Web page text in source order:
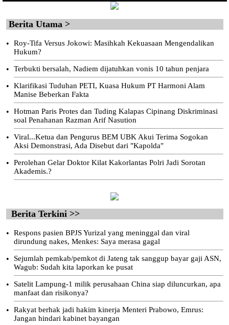
Berita Utama >
•
Roy-Tifa Versus Jokowi: Masihkah Kekuasaan Mengendalikan
Hukum?
• Terbukti bersalah, Nadiem dijatuhkan vonis 10 tahun penjara
•
Klarifikasi Tuduhan PETI, Kuasa Hukum PT Harmoni Alam
Manise Beberkan Fakta
•
Hotman Paris Protes dan Tuding Kalapas Cipinang Diskriminasi
soal Penahanan Razman Arif Nasution
•
Viral...Ketua dan Pengurus BEM UBK Akui Terima Sogokan
Aksi Demonstrasi, Ada Disebut dari "Kapolda"
•
Perolehan Gelar Doktor Kilat Kakorlantas Polri Jadi Sorotan
Akademis.?
Berita Terkini >>
•
Respons pasien BPJS Yurizal yang meninggal dan viral
dirundung nakes, Menkes: Saya merasa gagal
•
Sejumlah pemkab/pemkot di Jateng tak sanggup bayar gaji ASN,
Wagub: Sudah kita laporkan ke pusat
•
Satelit Lampung-1 milik perusahaan China siap diluncurkan, apa
manfaat dan risikonya?
•
Rakyat berhak jadi hakim kinerja Menteri Prabowo, Emrus:
Jangan hindari kabinet bayangan